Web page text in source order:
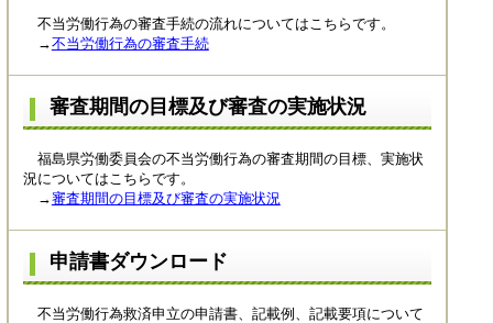
不当労働行為の審査手続の流れについてはこちらです。
→不当労働行為の審査手続
審査期間の目標及び審査の実施状況
福島県労働委員会の不当労働行為の審査期間の目標、実施状
況についてはこちらです。
→審査期間の目標及び審査の実施状況
申請書ダウンロード
不当労働行為救済申立の申請書、記載例、記載要項について